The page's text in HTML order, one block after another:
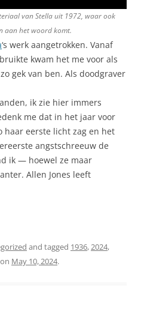
van Stella uit 1972, waar ook
aan het woord komt.
‘s werk aangetrokken. Vanaf
kwam het me voor als
gek van ben. Als doodgraver
ik zie hier immers
me dat in het jaar voor
haar eerste licht zag en het
angstschreeuw de
ik — hoewel ze maar
Allen Jones leeft
and tagged 1936,2024,
on May 10, 2024.